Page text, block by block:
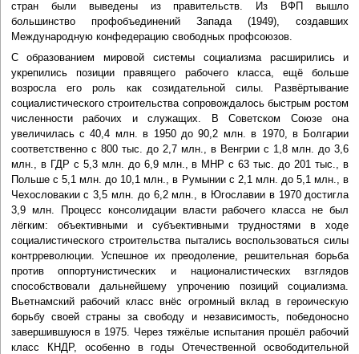
стран были выведены из правительств. Из ВФП вышло
большинство профобъединений Запада (1949), создавших
Международную конфедерацию свободных профсоюзов.
С образованием мировой системы социализма расширились и
укрепились позиции правящего рабочего класса, ещё больше
возросла его роль как созидательной силы. Развёртывание
социалистического строительства сопровождалось быстрым ростом
численности рабочих и служащих. В Советском Союзе она
увеличилась с 40,4 млн. в 1950 до 90,2 млн. в 1970, в Болгарии
соответственно с 800 тыс. до 2,7 млн., в Венгрии с 1,8 млн. до 3,6
млн., в ГДР с 5,3 млн. до 6,9 млн., в МНР с 63 тыс. до 201 тыс., в
Польше с 5,1 млн. до 10,1 млн., в Румынии с 2,1 млн. до 5,1 млн., в
Чехословакии с 3,5 млн. до 6,2 млн., в Югославии в 1970 достигла
3,9 млн. Процесс консолидации власти рабочего класса не был
лёгким: объективными и субъективными трудностями в ходе
социалистического строительства пытались воспользоваться силы
контрреволюции. Успешное их преодоление, решительная борьба
против оппортунистических и националистических взглядов
способствовали дальнейшему упрочению позиций социализма.
Вьетнамский рабочий класс внёс огромный вклад в героическую
борьбу своей страны за свободу и независимость, победоносно
завершившуюся в 1975. Через тяжёлые испытания прошёл рабочий
класс КНДР, особенно в годы Отечественной освободительной